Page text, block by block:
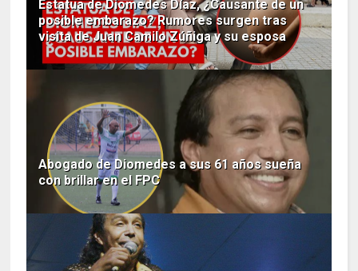
Estatua de Diomedes Díaz, ¿Causante de un
posible embarazo? Rumores surgen tras
visita de Juan Camilo Zúñiga y su esposa
Abogado de Diomedes a sus 61 años sueña
con brillar en el FPC